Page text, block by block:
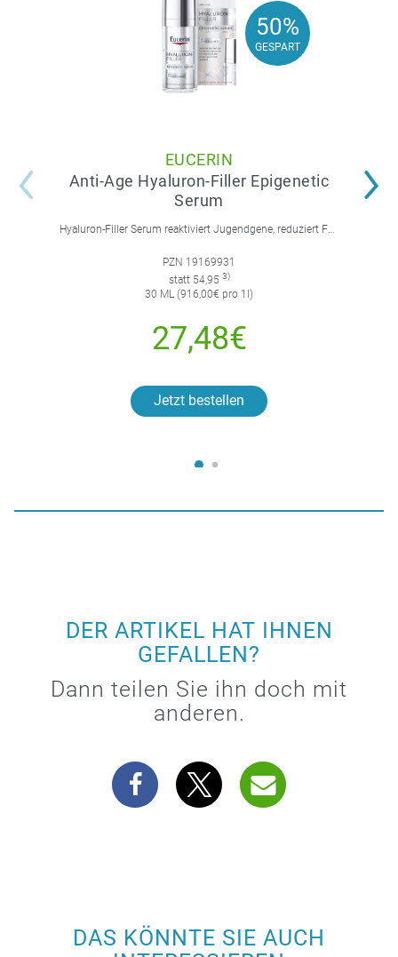
50%
GESPART
50%
GESPART
EUCERIN
Anti-Age Hyaluron-Filler Epigenetic
Serum
PZN 19169931
statt 54,95 3)
30 ML (916,00€ pro 1l)
27,48€
Jetzt bestellen
DER ARTIKEL HAT IHNEN
GEFALLEN?
Dann teilen Sie ihn doch mit
anderen.
DAS KÖNNTE SIE AUCH